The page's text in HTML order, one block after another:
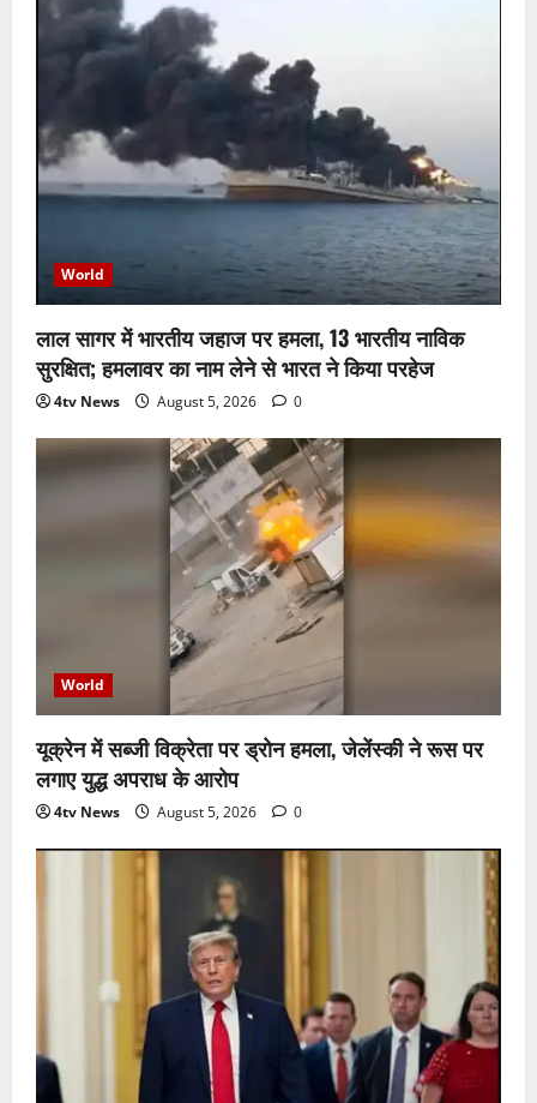
World
लाल सागर में भारतीय जहाज पर हमला, 13 भारतीय नाविक
सुरक्षित; हमलावर का नाम लेने से भारत ने किया परहेज
4tv News August 5, 2026 0
World
यूक्रेन में सब्जी विक्रेता पर ड्रोन हमला, जेलेंस्की ने रूस पर
लगाए युद्ध अपराध के आरोप
4tv News August 5, 2026 0